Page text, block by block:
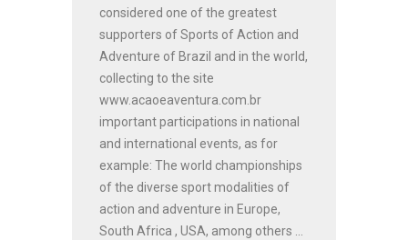
considered one of the greatest
supporters of Sports of Action and
Adventure of Brazil and in the world,
collecting to the site
www.acaoeaventura.com.br
important participations in national
and international events, as for
example: The world championships
of the diverse sport modalities of
action and adventure in Europe,
South Africa , USA, among others ...